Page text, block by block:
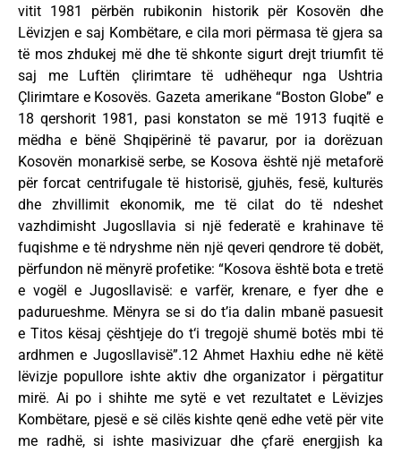
vitit 1981 përbën rubikonin historik për Kosovën dhe
Lëvizjen e saj Kombëtare, e cila mori përmasa të gjera sa
të mos zhdukej më dhe të shkonte sigurt drejt triumfit të
saj me Luftën çlirimtare të udhëhequr nga Ushtria
Çlirimtare e Kosovës. Gazeta amerikane “Boston Globe” e
18 qershorit 1981, pasi konstaton se më 1913 fuqitë e
mëdha e bënë Shqipërinë të pavarur, por ia dorëzuan
Kosovën monarkisë serbe, se Kosova është një metaforë
për forcat centrifugale të historisë, gjuhës, fesë, kulturës
dhe zhvillimit ekonomik, me të cilat do të ndeshet
vazhdimisht Jugosllavia si një federatë e krahinave të
fuqishme e të ndryshme nën një qeveri qendrore të dobët,
përfundon në mënyrë profetike: “Kosova është bota e tretë
e vogël e Jugosllavisë: e varfër, krenare, e fyer dhe e
padurueshme. Mënyra se si do t’ia dalin mbanë pasuesit
e Titos kësaj çështjeje do t‘i tregojë shumë botës mbi të
ardhmen e Jugosllavisë”.12 Ahmet Haxhiu edhe në këtë
lëvizje popullore ishte aktiv dhe organizator i përgatitur
mirë. Ai po i shihte me sytë e vet rezultatet e Lëvizjes
Kombëtare, pjesë e së cilës kishte qenë edhe vetë për vite
me radhë, si ishte masivizuar dhe çfarë energjish ka